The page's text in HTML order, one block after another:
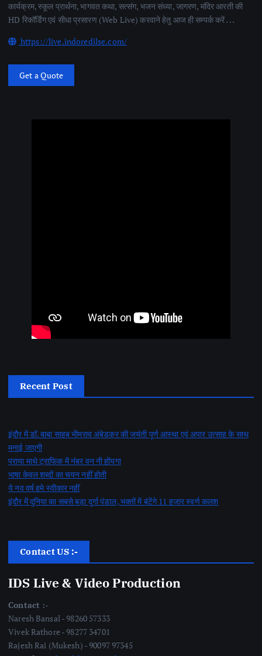
कार्यक्रम, स्कूल प्रार्थना, भागवत कथा, सत्संग, भजन संध्या, जागरण, मंदिर आरती की
HD रिकॉर्डिंग एवं सीधा प्रसारण (Web Live) करवाने हेतु आज ही सम्पर्क करें . . .
https://live.indoredilse.com/
Get a Quote
Recent Post
इंदौर में डॉ. बाबा साहब भीमराव अंबेडकर की जयंती पूर्ण आस्था एवं अपार उत्साह के साथ
मनाई जाएगी
पराया माथे ट्राफिक में नंबर वन नी होंयगा
भाषा केवल शब्दों का चयन नहीं होती
ये नव वर्ष हमे स्वीकार नहीं
इंदौर में दुनिया का सबसे बड़ा दुर्गा पंडाल, भक्तों में बंटेंगे 11 हजार स्वर्ण कलश
Contact US :-
IDS Live & Video Production
Contact :-
Naresh Bansal - 98260 57333
Vivek Rathore - 98277 34701
Rajesh Rai (Mukesh) - 90097 97345